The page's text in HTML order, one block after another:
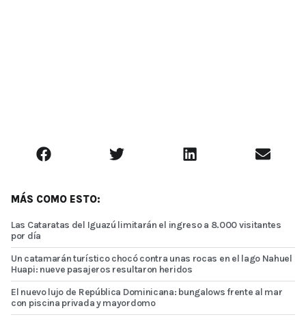
MÁS COMO ESTO:
Las Cataratas del Iguazú limitarán el ingreso a 8.000 visitantes
por día
Un catamarán turístico chocó contra unas rocas en el lago Nahuel
Huapi: nueve pasajeros resultaron heridos
El nuevo lujo de República Dominicana: bungalows frente al mar
con piscina privada y mayordomo